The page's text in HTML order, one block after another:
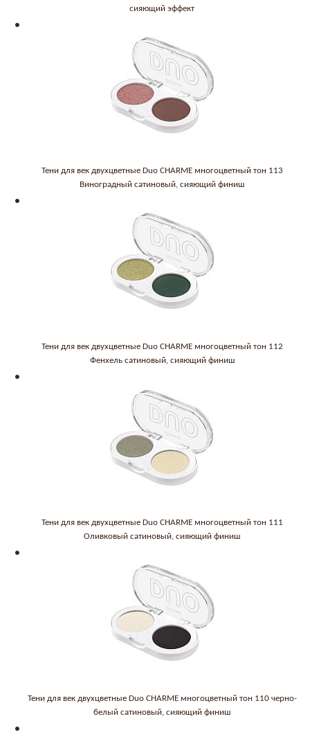
сияющий эффект
Тени для век двухцветные Duo CHARME многоцветный тон 113
Виноградный сатиновый, сияющий финиш
Тени для век двухцветные Duo CHARME многоцветный тон 112
Фенхель сатиновый, сияющий финиш
Тени для век двухцветные Duo CHARME многоцветный тон 111
Оливковый сатиновый, сияющий финиш
Тени для век двухцветные Duo CHARME многоцветный тон 110 черно-
белый сатиновый, сияющий финиш